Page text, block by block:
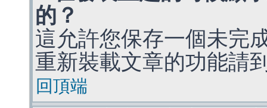
的？
這允許您保存一個未完
重新裝載文章的功能請
回頂端